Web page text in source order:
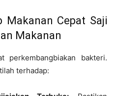
Makanan Cepat Saji
Makanan
perkembangbiakan bakteri.
terhadap: